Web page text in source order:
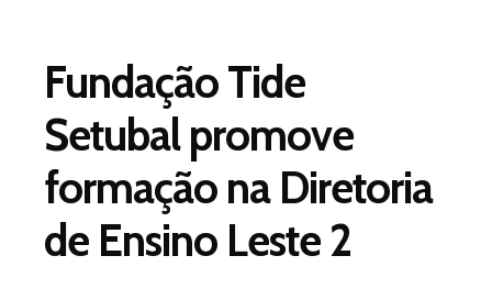
Fundação Tide
Setubal promove
formação na Diretoria
de Ensino Leste 2